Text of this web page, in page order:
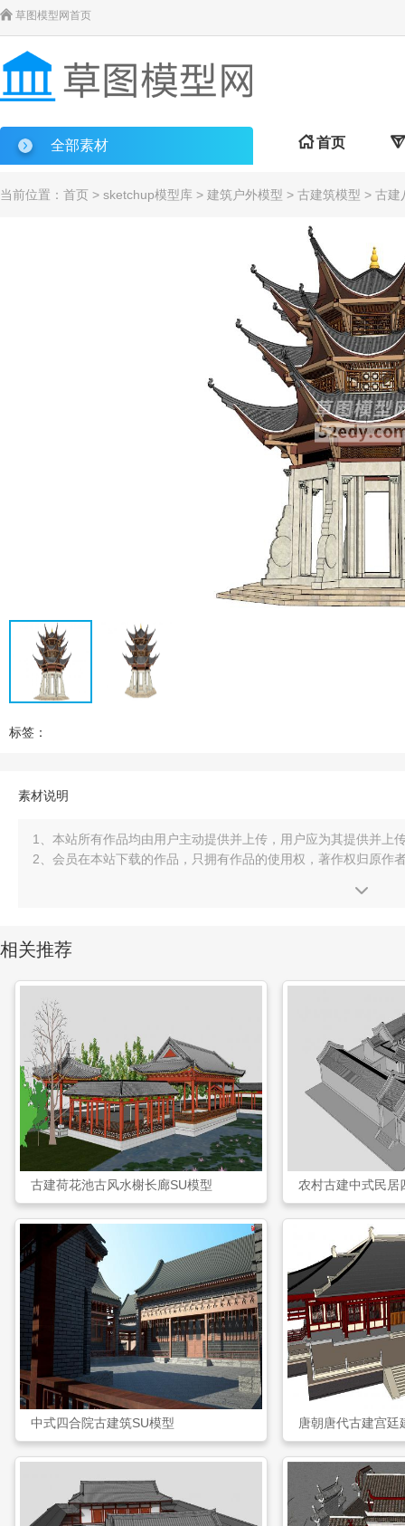
 草图模型网首页
全部素材 首页 
当前位置： 首页 > sketchup模型库 > 建筑户外模型 > 古建筑模型 > 古建
标签：
素材说明
1、本站所有作品均由用户主动提供并上传，用户应为其提供并上
2、会员在本站下载的作品，只拥有作品的使用权，著作权归原作
相关推荐
古建荷花池古风水榭长廊SU模型 农村古建中式民居
中式四合院古建筑SU模型 唐朝唐代古建宫廷